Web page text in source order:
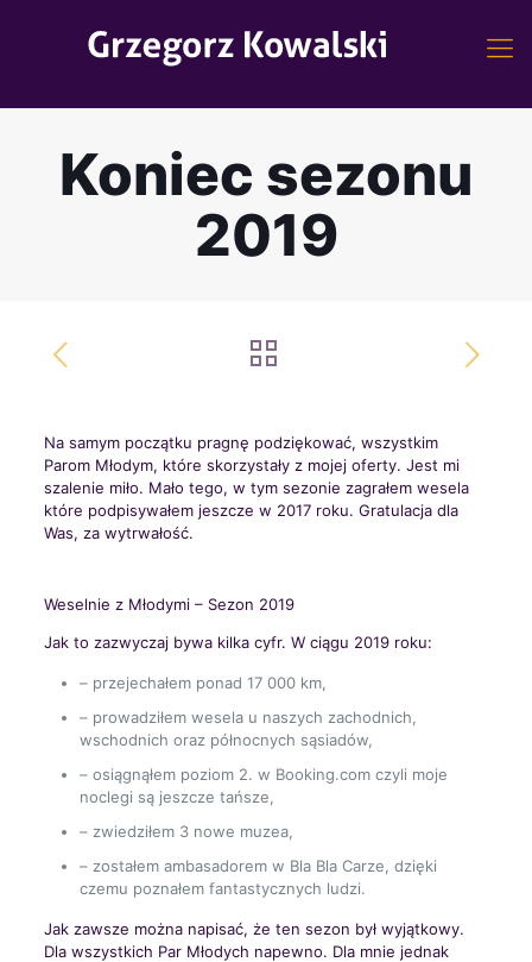
Koniec sezonu
2019
Na samym początku pragnę podziękować, wszystkim
Parom Młodym, które skorzystały z mojej oferty. Jest mi
szalenie miło. Mało tego, w tym sezonie zagrałem wesela
które podpisywałem jeszcze w 2017 roku. Gratulacja dla
Was, za wytrwałość.
Weselnie z Młodymi – Sezon 2019
Jak to zazwyczaj bywa kilka cyfr. W ciągu 2019 roku:
– przejechałem ponad 17 000 km,
– prowadziłem wesela u naszych zachodnich,
wschodnich oraz północnych sąsiadów,
– osiągnąłem poziom 2. w Booking.com czyli moje
noclegi są jeszcze tańsze,
– zwiedziłem 3 nowe muzea,
– zostałem ambasadorem w Bla Bla Carze, dzięki
czemu poznałem fantastycznych ludzi.
Jak zawsze można napisać, że ten sezon był wyjątkowy.
Dla wszystkich Par Młodych napewno. Dla mnie jednak